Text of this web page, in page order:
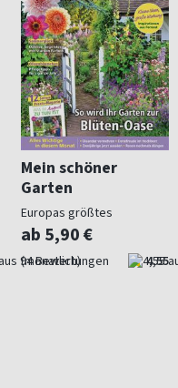
Mein schöner
Garten
Europas größtes
Gartenmagazin
ab 5,90 €
(monatlich) 4,55